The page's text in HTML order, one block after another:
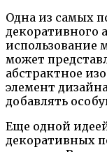
Одна из самых
декоративного
использование
может
абстрактное
элемент
добавлять
Еще одной
декоративных